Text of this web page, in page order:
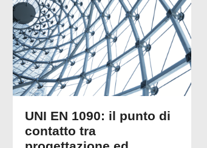
UNI EN 1090: il punto di
contatto tra